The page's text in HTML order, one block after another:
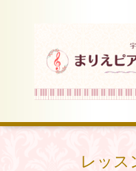
レッス